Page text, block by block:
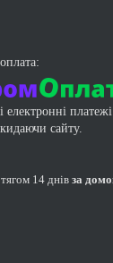
електронні
сайту.
14 днів за